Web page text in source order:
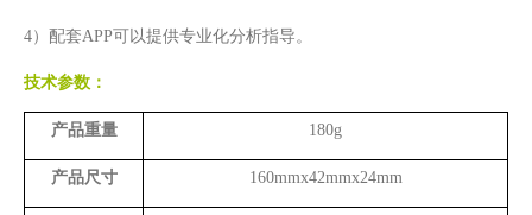
4）配套APP可以提供专业化分析指导。
技术参数：
产品重量 180g
产品尺⼨ 160mmx42mmx24mm